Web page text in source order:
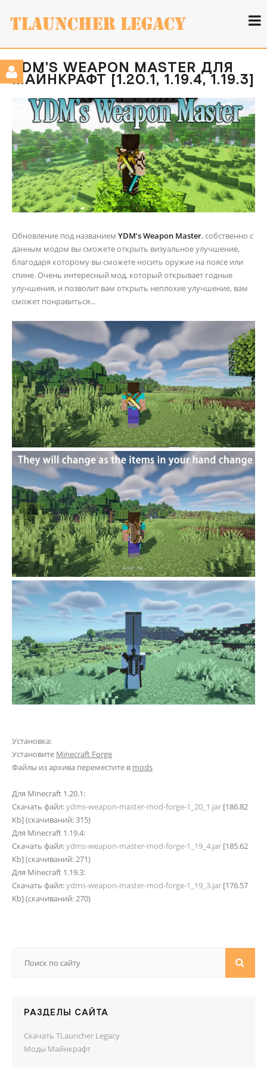
YDM’S WEAPON MASTER ДЛЯ
МАЙНКРАФТ [1.20.1, 1.19.4, 1.19.3]
Обновление под названием YDM’s Weapon Master, собственно с
данным модом вы сможете открыть визуальное улучшение,
благодаря которому вы сможете носить оружие на поясе или
спине. Очень интересный мод, который открывает годные
улучшения, и позволит вам открыть неплохие улучшение, вам
сможет понравиться...
Установка:
Установите Minecraft Forge
Файлы из архива переместите в mods
Для Minecraft 1.20.1:
Скачать файл:ydms-weapon-master-mod-forge-1_20_1.jar
Kb] (cкачиваний: 315)
Для Minecraft 1.19.4:
Скачать файл:ydms-weapon-master-mod-forge-1_19_4.jar
Kb] (cкачиваний: 271)
Для Minecraft 1.19.3:
Скачать файл:ydms-weapon-master-mod-forge-1_19_3.jar
Kb] (cкачиваний: 270)
РАЗДЕЛЫ САЙТА
Скачать TLauncher Legacy
Моды Майнкрафт